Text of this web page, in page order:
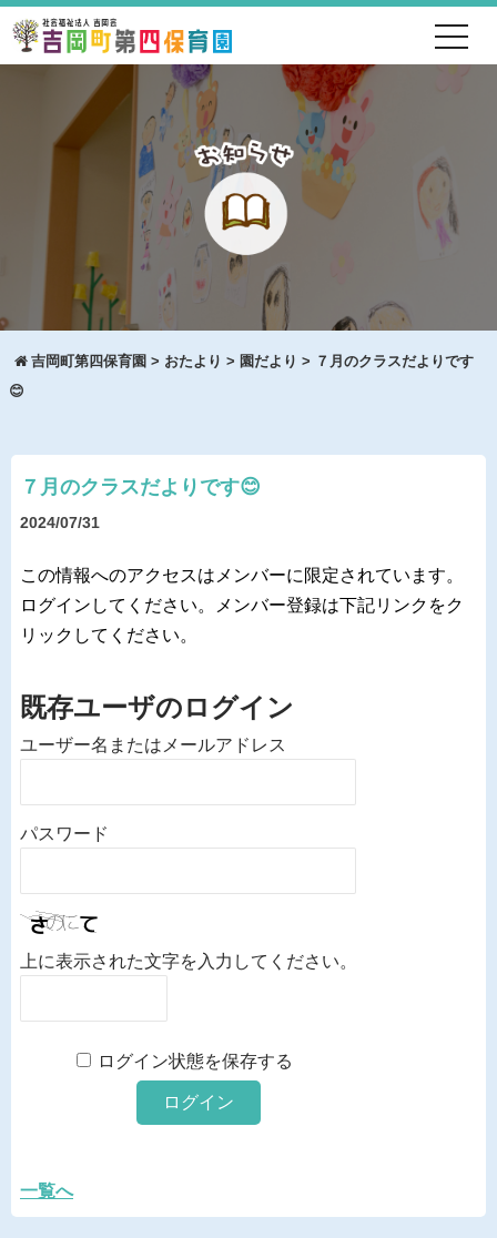
吉岡町第四保育園 > おたより > 園だより > ７月のクラスだよりです
😊
７月のクラスだよりです😊
2024/07/31
この情報へのアクセスはメンバーに限定されています。
ログインしてください。メンバー登録は下記リンクをク
リックしてください。
既存ユーザのログイン
ユーザー名またはメールアドレス
パスワード
上に表示された文字を入力してください。
ログイン状態を保存する
一覧へ